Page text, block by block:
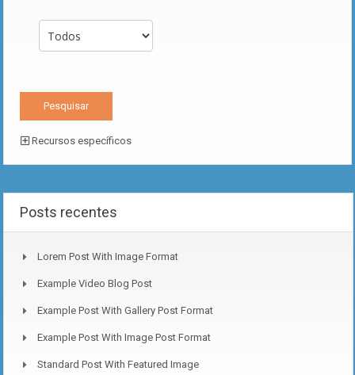
Recursos específicos
Posts recentes
Lorem Post With Image Format
Example Video Blog Post
Example Post With Gallery Post Format
Example Post With Image Post Format
Standard Post With Featured Image